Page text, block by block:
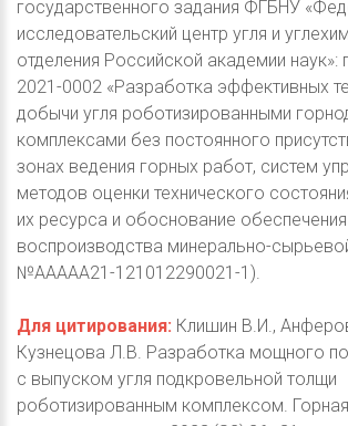
государственного задания ФГБНУ
исследовательский центр угля и
отделения Российской академии наук»:
2021-0002 «Разработка эффективных
добычи угля роботизированными
комплексами без постоянного
зонах ведения горных работ, систем
методов оценки технического
их ресурса и обоснование обеспечения
воспроизводства минерально-
№ААААА21-121012290021-1).
Для цитирования: Клишин В.И.,
Кузнецова Л.В. Разработка мощного
с выпуском угля подкровельной толщи
роботизированным комплексом. Горная